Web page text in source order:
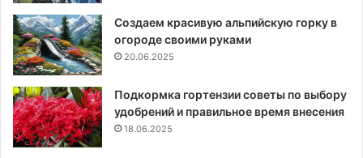
Создаем красивую альпийскую горку в
огороде своими руками
20.06.2025
Подкормка гортензии советы по выбору
удобрений и правильное время внесения
18.06.2025